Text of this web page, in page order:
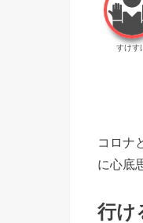
すけす
コロナ
に心底
行け